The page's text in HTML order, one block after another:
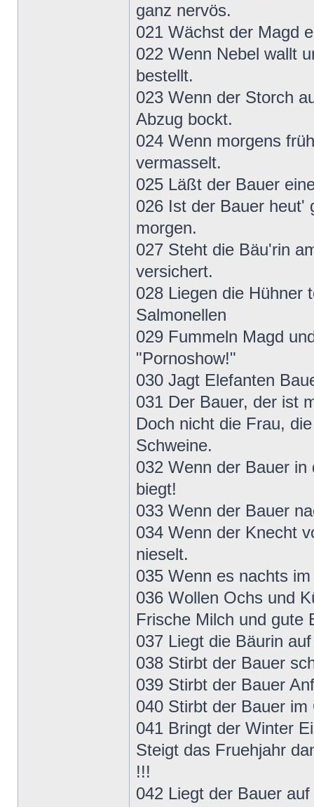
ganz nervös.
021 Wächst der Magd
022 Wenn Nebel wallt
bestellt.
023 Wenn der Storch
Abzug bockt.
024 Wenn morgens
vermasselt.
025 Läßt der Bauer
026 Ist der Bauer heut'
morgen.
027 Steht die Bäu'rin
versichert.
028 Liegen die Hühner
Salmonellen
029 Fummeln Magd
"Pornoshow!"
030 Jagt Elefanten
031 Der Bauer, der ist
Doch nicht die Frau,
Schweine.
032 Wenn der Bauer
biegt!
033 Wenn der Bauer
034 Wenn der Knecht
nieselt.
035 Wenn es nachts
036 Wollen Ochs und
Frische Milch und gute
037 Liegt die Bäurin
038 Stirbt der Bauer
039 Stirbt der Bauer
040 Stirbt der Bauer
041 Bringt der Winter
Steigt das Fruehjahr
!!!
042 Liegt der Bauer